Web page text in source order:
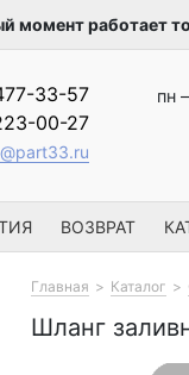
момент работает
33-57
00-27
пн
ВОЗВРАТ
Главная Каталог
Шланг